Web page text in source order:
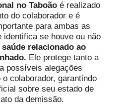
no Taboão é realizado
do colaborador e é
para ambas as
identifica se houve ou não
saúde relacionado ao
Ele protege tanto a
possíveis alegações
colaborador, garantindo
sobre seu estado de
da demissão.